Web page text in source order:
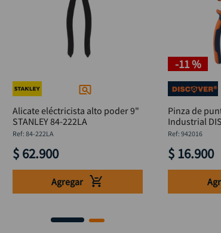
Alicate eléctricista alto poder 9"
STANLEY 84-222LA
: 84-222LA
$ 62.900
Agregar
-11 %
Pinza de
Industrial
:942016
$ 16.900